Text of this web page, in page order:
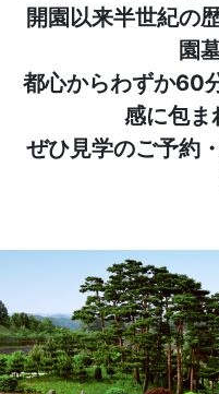
開園以来半世紀の
園
都心からわずか60
感に包ま
ぜひ見学のご予約